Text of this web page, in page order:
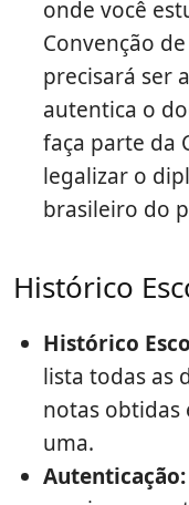
onde você
Convenção
precisará ser
autentica o
faça parte da
legalizar o
brasileiro do
Histórico
Histórico
lista todas as
notas obtidas
uma.
Autenticação: